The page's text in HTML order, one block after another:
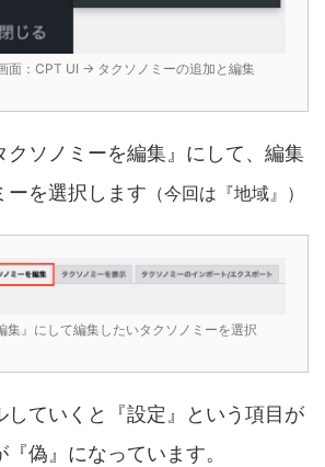
面：CPT UI → タクソノミーの追加と編集
クソノミーを編集』にして、編集
ーを選択します （今回は『地域』）
集』にして編集したいタクソノミーを選択
していくと『設定』という項目が
偽』になっています。